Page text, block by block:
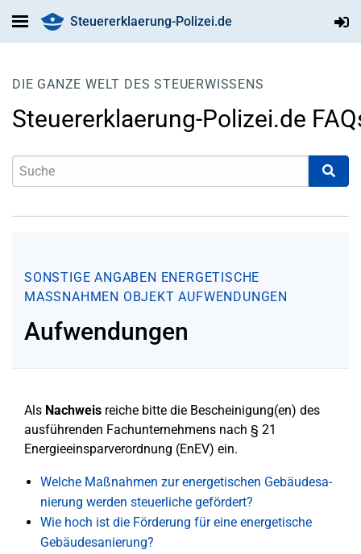
Steuererklaerung-Polizei.de
DIE GANZE WELT DES STEUERWISSENS
Steuererklaerung-Polizei.de
SONSTIGE ANGABEN ENERGETISCHE
MASSNAHMEN
OBJEKTAUFWENDUNGEN
Aufwendungen
Als Nachweis reiche bitte die Bescheinigung(en) des
ausführenden Fachunternehmens nach § 21
Energieeinsparverordnung (EnEV) ein.
Welche Maßnahmen zur ener­ge­ti­schen Ge­bäu­des­a­
nie­run­g werden steu­er­li­che gefördert?
Wie hoch ist die Förderung für eine energetische
Gebäudesanierung?